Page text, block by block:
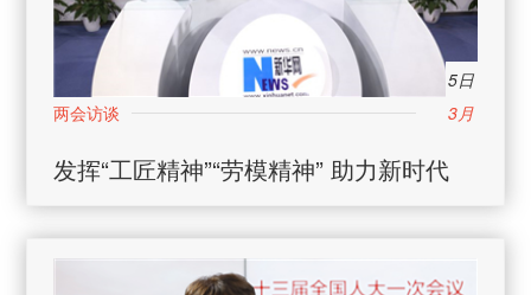
5日
3月
发挥“工匠精神”“劳模精神” 助力新时代